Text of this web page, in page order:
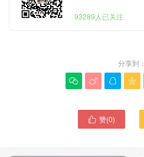
93289人已关注
分享到：
   
 赞(0)